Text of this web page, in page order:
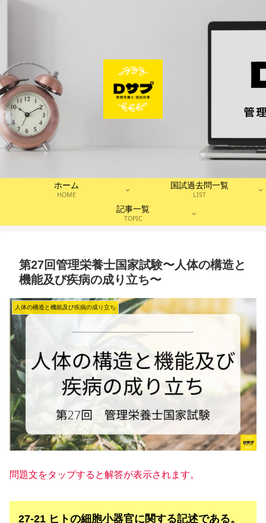
ホーム
HOME
国試過去問一覧
LIST
記事一覧
TOPIC
第27回管理栄養士国家試験〜人体の構造と
機能及び疾病の成り立ち〜
人体の構造と機能及び疾病の成り立ち
問題文をタップすると解答が表示されます。
27-21 ヒトの細胞小器官に関する記述である。